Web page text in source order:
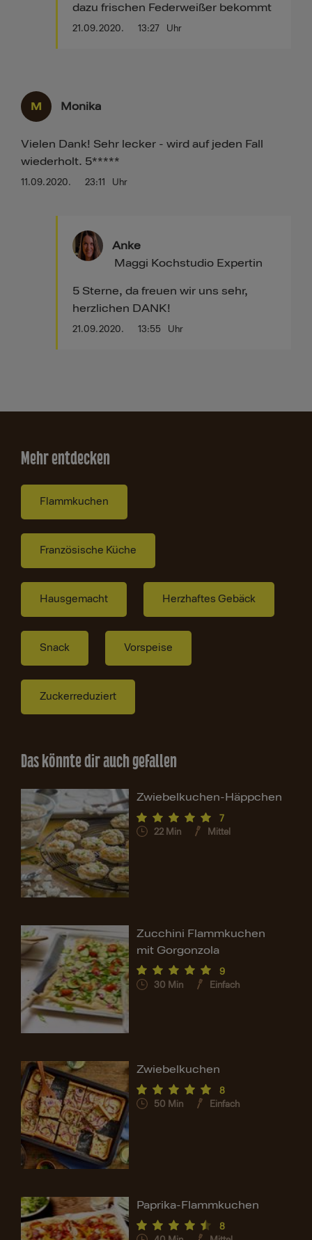
21.09.2020. 13:27 Uhr
dazu frischen Federweißer bekommt
M Monika
11.09.2020. 23:11 Uhr
Vielen Dank! Sehr lecker - wird auf jeden Fall
wiederholt. 5*****
Anke
21.09.2020. 13:55 Uhr
Maggi Kochstudio Expertin
5 Sterne, da freuen wir uns sehr,
herzlichen DANK!
Mehr entdecken
Flammkuchen
Französische Küche
Hausgemacht Herzhaftes Gebäck
Snack Vorspeise
Zuckerreduziert
Das könnte dir auch gefallen
Zwiebelkuchen-Häppchen
7
22 Min Mittel
Zucchini Flammkuchen
mit Gorgonzola
9
30 Min Einfach
Zwiebelkuchen
8
50 Min Einfach
Paprika-Flammkuchen
8